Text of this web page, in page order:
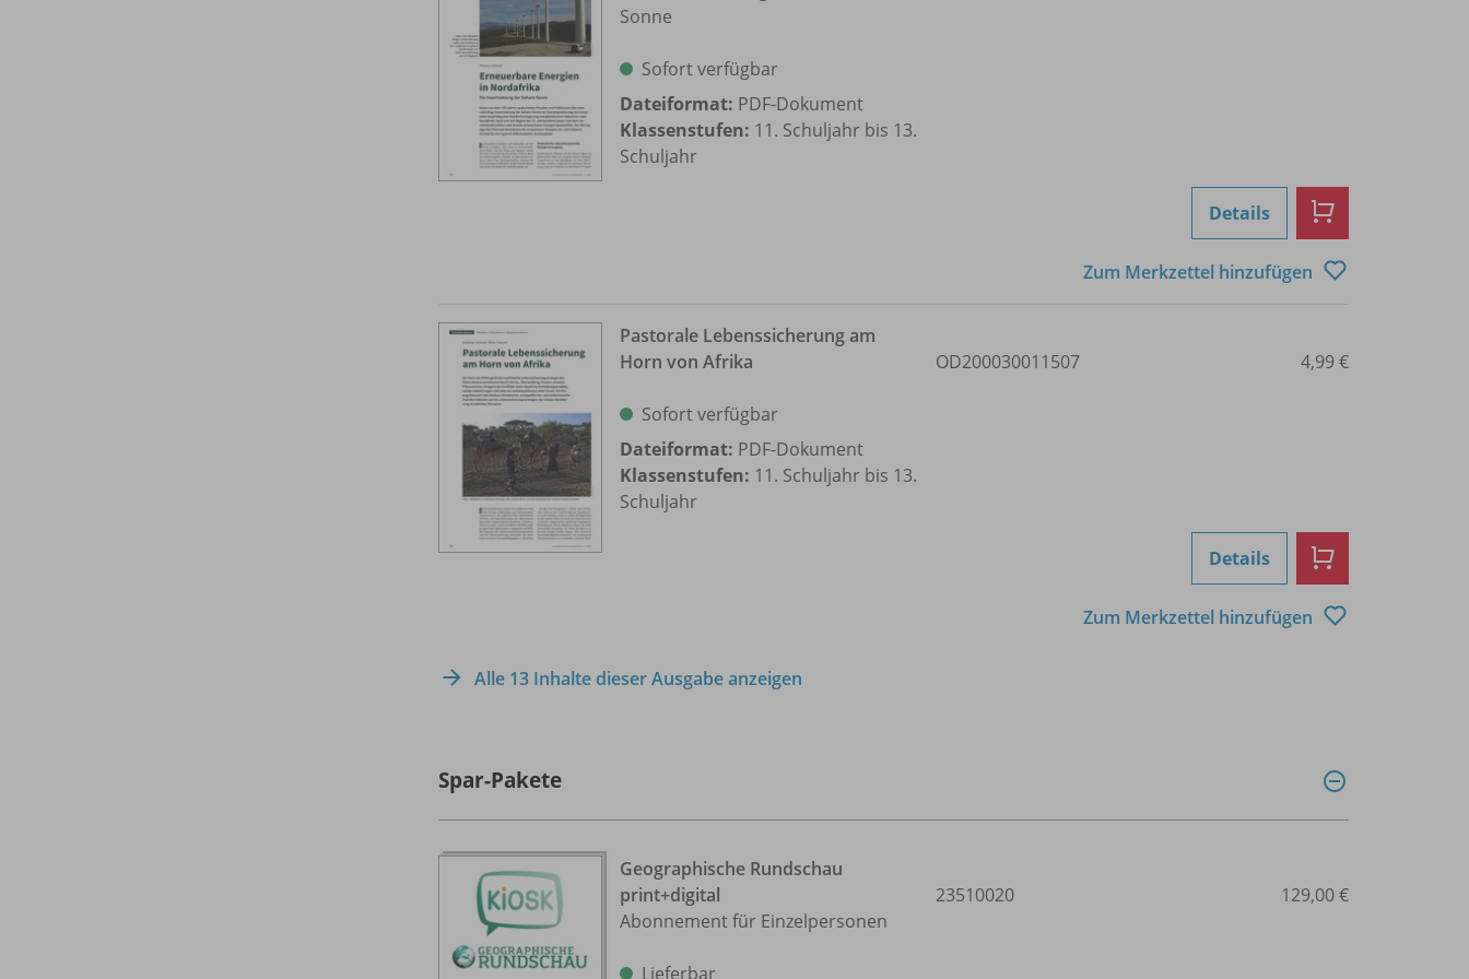
Sonne
Sofort verfügbar
Dateiformat: PDF-Dokument
Klassenstufen: 11. Schuljahr bis 13.
Schuljahr
Details
Zum Merkzettel hinzufügen
Pastorale Lebenssicherung am
Horn von Afrika
Sofort verfügbar
Dateiformat: PDF-Dokument
Klassenstufen: 11. Schuljahr bis 13.
Schuljahr
OD200030011507 4,99 €
Details
Zum Merkzettel hinzufügen
Alle 13 Inhalte dieser Ausgabe anzeigen
Spar-Pakete
Geographische Rundschau
print+digital
Abonnement für Einzelpersonen
Lieferbar
23510020 129,00 €